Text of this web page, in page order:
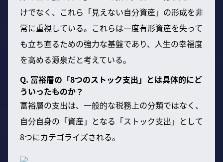
けでなく、これら「見えない自分資産」の形成を非
常に重視している。これらは一度有形資産を失って
も立ち直るための強力な基盤であり、人生の幸福度
を高める源泉だと考えている。
Q. 富裕層の「8つのストック支出」とは具体的にど
ういったものか？
富裕層の支出は、一般的な税務上の分類ではなく、
自分自身の「資産」となる「ストック支出」として
8つにカテゴライズされる。